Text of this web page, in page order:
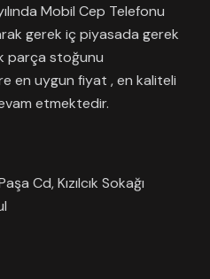
Mobil Cep Telefonu
gerek iç piyasada gerek
parça stoğunu
en uygun fiyat , en kaliteli
etmektedir.
Cd, Kızılcık Sokağı